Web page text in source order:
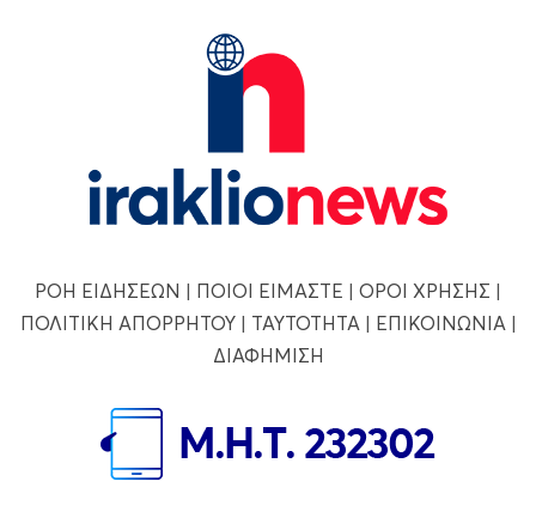
ΡΟΗ ΕΙΔΗΣΕΩΝ | ΠΟΙΟΙ ΕΙΜΑΣΤΕ | ΟΡΟΙ ΧΡΗΣΗΣ |
ΠΟΛΙΤΙΚΗ ΑΠΟΡΡΗΤΟΥ| ΤΑΥΤΟΤΗΤΑ | ΕΠΙΚΟΙΝΩΝΙΑ |
ΔΙΑΦΗΜΙΣΗ